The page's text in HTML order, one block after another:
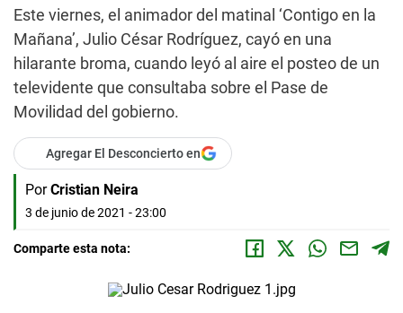
Este viernes, el animador del matinal ‘Contigo en la
Mañana’, Julio César Rodríguez, cayó en una
hilarante broma, cuando leyó al aire el posteo de un
televidente que consultaba sobre el Pase de
Movilidad del gobierno.
Agregar El Desconcierto en
Por Cristian Neira
3 de junio de 2021 - 23:00
Comparte esta nota: